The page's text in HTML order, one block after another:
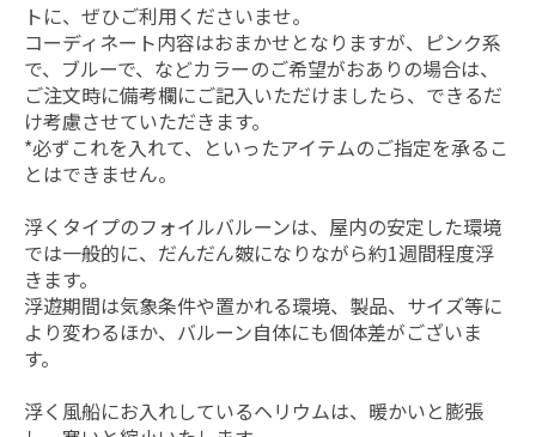
トに、ぜひご利用くださいませ。
コーディネート内容はおまかせとなりますが、ピンク系
で、ブルーで、などカラーのご希望がおありの場合は、
ご注文時に備考欄にご記入いただけましたら、できるだ
け考慮させていただきます。
*必ずこれを入れて、といったアイテムのご指定を承るこ
とはできません。
浮くタイプのフォイルバルーンは、屋内の安定した環境
では一般的に、だんだん皴になりながら約1週間程度浮
きます。
浮遊期間は気象条件や置かれる環境、製品、サイズ等に
より変わるほか、バルーン自体にも個体差がございま
す。
浮く風船にお入れしているヘリウムは、暖かいと膨張